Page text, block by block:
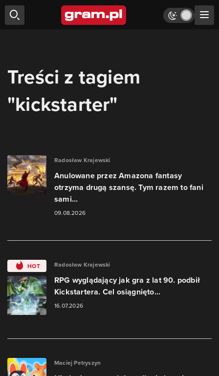
Treści z tagiem
"kickstarter"
Radosław Krajewski
Anulowane przez Amazona fantasy
otrzyma drugą szansę. Tym razem to fani
sami...
09.08.2026
HOT Radosław Krajewski
RPG wyglądający jak gra z lat 90. podbił
Kickstartera. Cel osiągnięto...
16.07.2026
Maciej Petryszyn